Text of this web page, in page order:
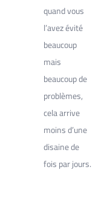
quand vous
l’avez évité
beaucoup
mais
beaucoup de
problèmes,
cela arrive
moins d’une
disaine de
fois par jours.